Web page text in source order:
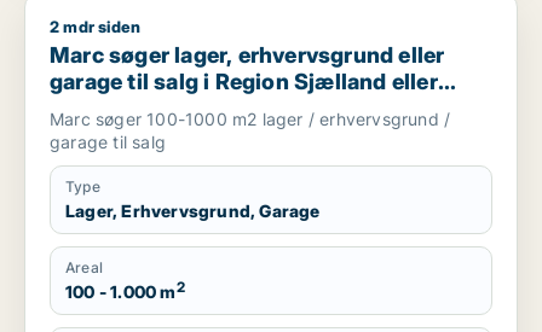
Marc søger lager, erhvervsgrund eller garage til salg i
2 mdr siden
Marc søger lager, erhvervsgrund eller
garage til salg i Region Sjælland eller
Nordsjælland
Marc søger 100-1000 m2 lager / erhvervsgrund /
garage til salg
Type
Lager, Erhvervsgrund, Garage
Areal
100 - 1.000 m2